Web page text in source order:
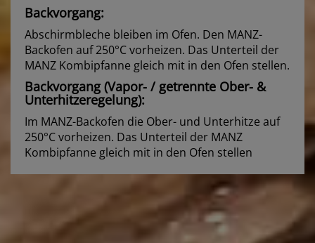
Backvorgang:
Abschirmbleche bleiben im Ofen. Den MANZ-
Backofen auf 250°C vorheizen. Das Unterteil der
MANZ Kombipfanne gleich mit in den Ofen stellen.
Backvorgang (Vapor- / getrennte Ober- &
Unterhitzeregelung):
Im MANZ-Backofen die Ober- und Unterhitze auf
250°C vorheizen. Das Unterteil der MANZ
Kombipfanne gleich mit in den Ofen stellen